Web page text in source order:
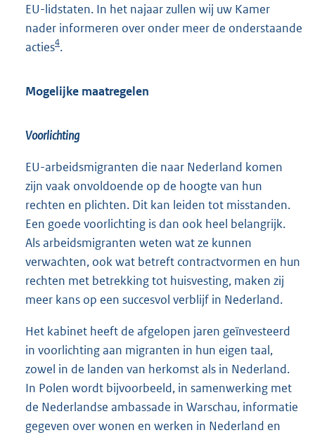
EU-lidstaten. In het najaar zullen wij uw Kamer
nader informeren over onder meer de onderstaande
acties4.
Mogelijke maatregelen
Voorlichting
EU-arbeidsmigranten die naar Nederland komen
zijn vaak onvoldoende op de hoogte van hun
rechten en plichten. Dit kan leiden tot misstanden.
Een goede voorlichting is dan ook heel belangrijk.
Als arbeidsmigranten weten wat ze kunnen
verwachten, ook wat betreft contractvormen en hun
rechten met betrekking tot huisvesting, maken zij
meer kans op een succesvol verblijf in Nederland.
Het kabinet heeft de afgelopen jaren geïnvesteerd
in voorlichting aan migranten in hun eigen taal,
zowel in de landen van herkomst als in Nederland.
In Polen wordt bijvoorbeeld, in samenwerking met
de Nederlandse ambassade in Warschau, informatie
gegeven over wonen en werken in Nederland en